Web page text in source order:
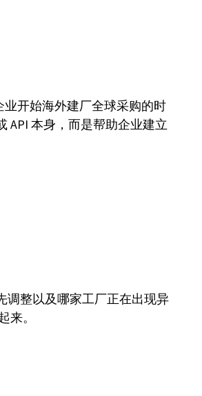
业开始海外建厂全球采购的时
API 本身，而是帮助企业建立
调整以及哪家工厂正在出现异
。